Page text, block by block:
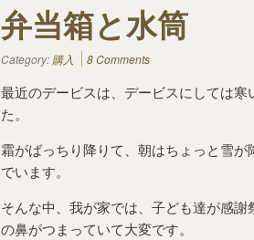
弁当箱と水筒
Category: 購入 8 Comments
最近のデービスは、デービスにしては
た。
霜がばっちり降りて、朝はちょっと雪
でいます。
そんな中、我が家では、子ども達が感
の鼻がつまっていて大変です。